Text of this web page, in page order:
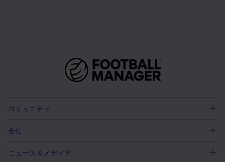
コミュニティ
会社
ニュース＆メディア